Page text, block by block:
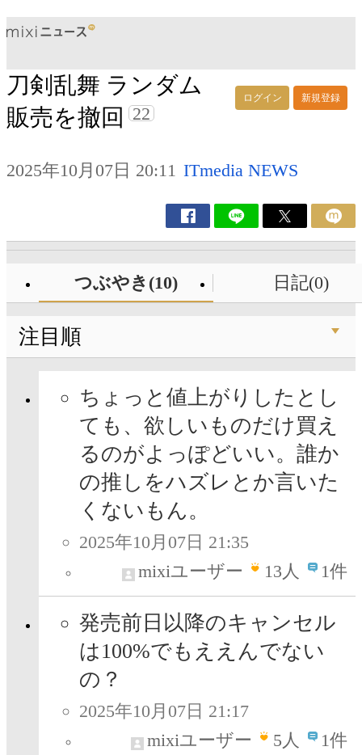
ログイン 新規登録
刀剣乱舞 ランダム
販売を撤回
22
2025年10月07日 20:11 ITmedia NEWS
つぶやき(10) 日記(0)
注目順
ちょっと値上がりしたとし
ても、欲しいものだけ買え
るのがよっぽどいい。誰か
の推しをハズレとか言いた
くないもん。
2025年10月07日 21:35
mixiユーザー
13人 1件
発売前日以降のキャンセル
は100%でもええんでない
の？
2025年10月07日 21:17
mixiユーザー
5人 1件